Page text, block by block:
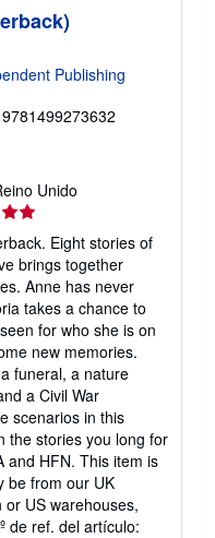
Publishing
Unido
Eight stories of
brings together
Anne has never
takes a chance to
for who she is on
new memories.
funeral, a nature
a Civil War
scenarios in this
the stories you long for
and HFN. This item is
be from our UK
US warehouses,
de ref. del artículo: